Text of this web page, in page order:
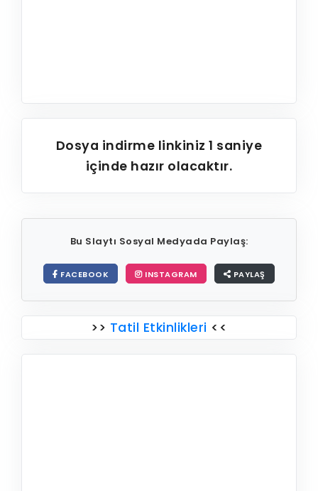
Dosya indirme linkiniz1 saniye
içinde hazır olacaktır.
Bu Slaytı Sosyal Medyada Paylaş:
FACEBOOK INSTAGRAM PAYLAŞ
>> Tatil Etkinlikleri <<